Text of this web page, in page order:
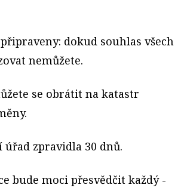
dokud souhlas všech
nemůžete.
se obrátit na katastr
zpravidla 30 dnů.
bude moci přesvědčit každý -